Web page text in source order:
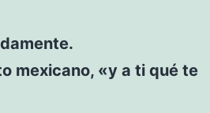
mexicano, «y a ti qué te